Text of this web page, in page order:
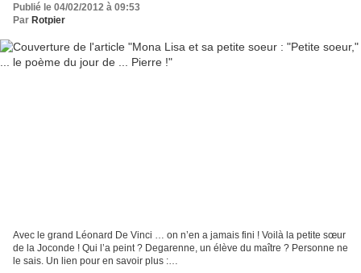
Publié le 04/02/2012 à 09:53
Par Rotpier
Avec le grand Léonard De Vinci … on n’en a jamais fini ! Voilà la petite sœur
de la Joconde ! Qui l’a peint ? Degarenne, un élève du maître ? Personne ne
le sais. Un lien pour en savoir plus :